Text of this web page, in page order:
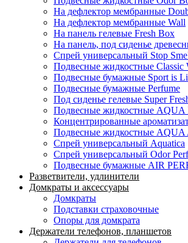
На дефлектор мембранные
На дефлектор мембранные Wall
На панель гелевые Fresh Box
На панель, под сиденье
Спрей универсальный Stop
Подвесные жидкостные Classic
Подвесные бумажные Sport is
Подвесные бумажные Perfume
Под сиденье гелевые Super
Подвесные жидкостные AQUA
Концентрированные
Подвесные жидкостные AQUA
Спрей универсальный Aquatica
Спрей универсальный Odor
Подвесные бумажные AIR
Разветвители, удлинители
Домкраты и аксессуары
Домкраты
Подставки страховочные
Опоры для домкрата
Держатели телефонов, планшетов